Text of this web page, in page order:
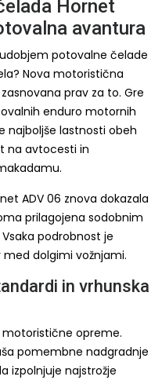
Hornet
avantura
potovalne čelade
Nova motoristična
prav za to. Gre
enduro motornih
najboljše lastnosti obeh
na avtocesti in
ADV 06 znova dokazala
prilagojena sodobnim
podrobnost je
dolgimi vožnjami.
in vrhunska
opreme.
pomembne nadgradnje
izpolnjuje najstrožje